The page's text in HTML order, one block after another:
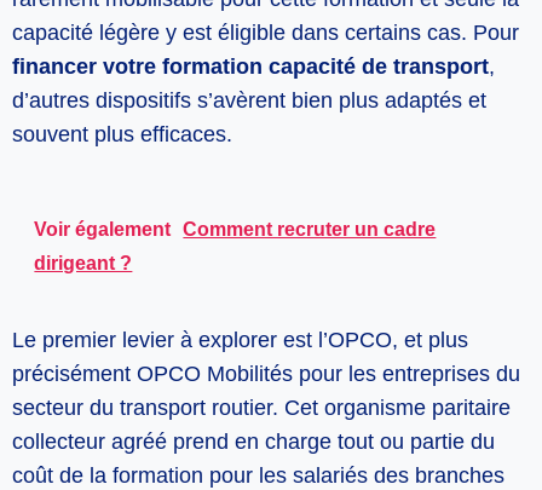
capacité légère y est éligible dans certains cas. Pour
financer votre formation capacité de transport,
d’autres dispositifs s’avèrent bien plus adaptés et
souvent plus efficaces.
Voir également
Comment recruter un cadre
dirigeant ?
Le premier levier à explorer est l’OPCO, et plus
précisément OPCO Mobilités pour les entreprises du
secteur du transport routier. Cet organisme paritaire
collecteur agréé prend en charge tout ou partie du
coût de la formation pour les salariés des branches